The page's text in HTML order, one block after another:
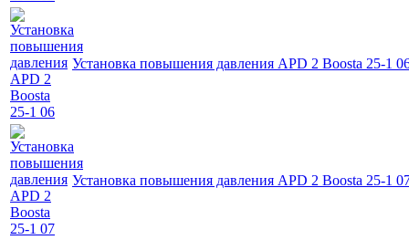
Установка повышения давления APD 2 Boosta 25-1
Установка повышения давления APD 2 Boosta 25-1